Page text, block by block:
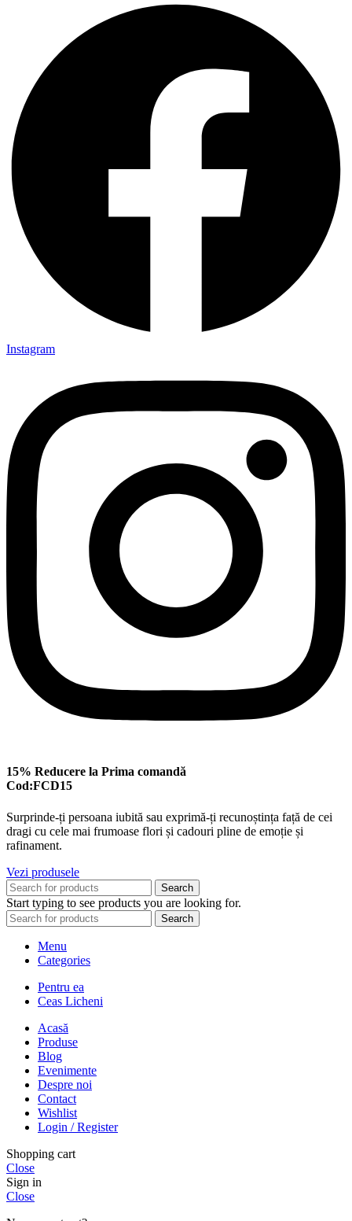
Instagram
15% Reducere la Prima comandă
Cod:FCD15
Surprinde-ți persoana iubită sau exprimă-ți recunoștința față de cei
dragi cu cele mai frumoase flori și cadouri pline de emoție și
rafinament.
Vezi produsele
Search
Start typing to see products you are looking for.
Search
Menu
Categories
Pentru ea
Ceas Licheni
Acasă
Produse
Blog
Evenimente
Despre noi
Contact
Wishlist
Login / Register
Shopping cart
Close
Sign in
Close